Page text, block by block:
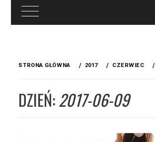
STRONA GŁÓWNA 2017 CZERWIEC
DZIEŃ:2017-06-09